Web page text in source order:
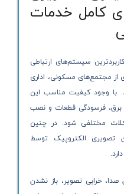
کامل خدمات
سیستم‌های ارتباطی
از مجتمع‌های مسکونی، اداری
با وجود کیفیت مناسب این
برق، فرسودگی قطعات و نصب
مختلفی شود. در چنین
تصویری الکتروپیک توسط
خرابی تصویر، باز نشدن